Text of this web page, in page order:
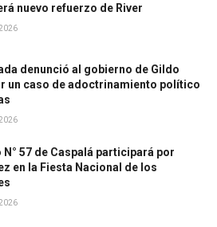
nuevo refuerzo de River
denunció al gobierno de Gildo
un caso de adoctrinamiento político
N° 57 de Caspalá participará por
en la Fiesta Nacional de los